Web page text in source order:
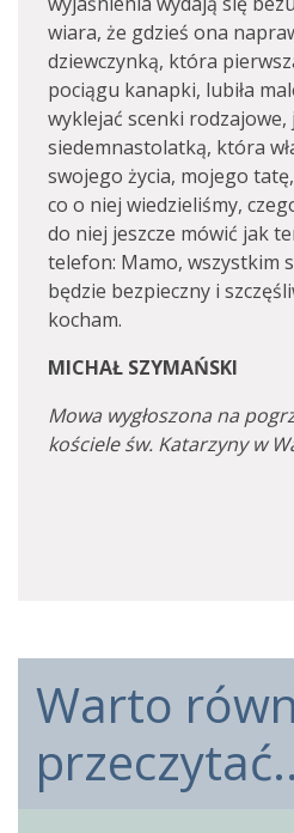
wiara, że gdzieś ona
dziewczynką, która
pociągu kanapki, lubiła
wyklejać scenki rodzajowe,
siedemnastolatką, która
swojego życia, mojego
co o niej wiedzieliśmy,
do niej jeszcze mówić jak
telefon: Mamo, wszystkim
będzie bezpieczny i
kocham.
MICHAŁ SZYMAŃSKI
Mowa wygłoszona na
kościele św. Katarzyny w
Warto